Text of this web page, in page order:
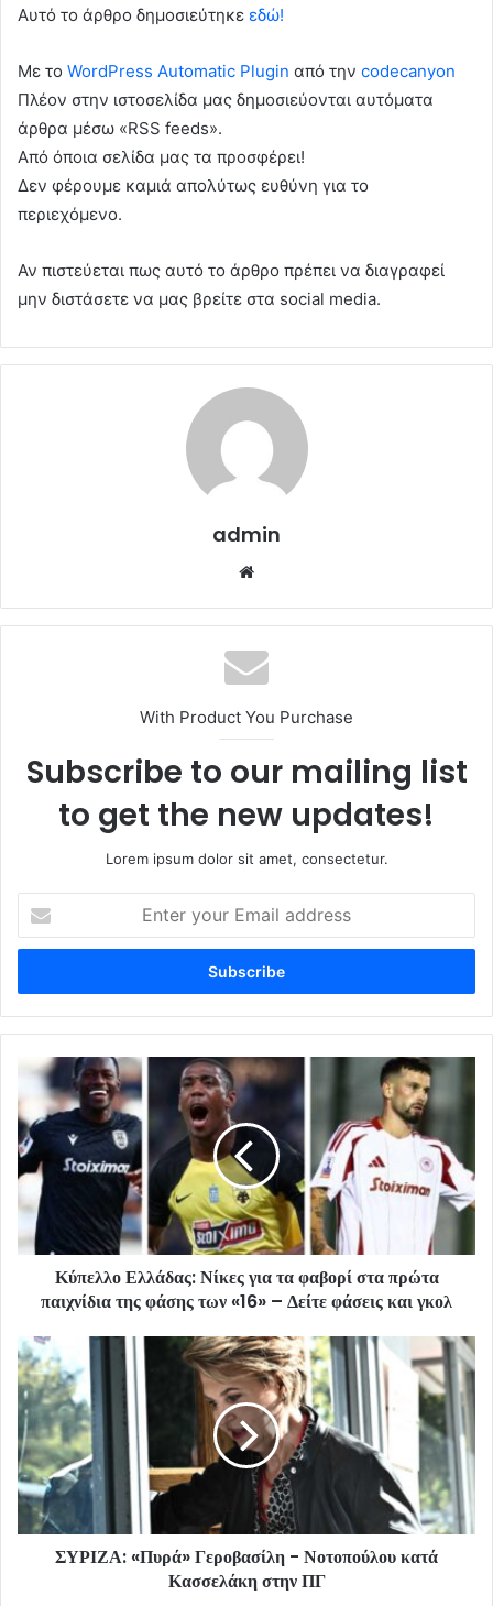
Αυτό το άρθρο δημοσιεύτηκε εδώ!
Με το WordPress Automatic Plugin από την codecanyon
Πλέον στην ιστοσελίδα μας δημοσιεύονται αυτόματα
άρθρα μέσω «RSS feeds».
Από όποια σελίδα μας τα προσφέρει!
Δεν φέρουμε καμιά απολύτως ευθύνη για το
περιεχόμενο.
Αν πιστεύεται πως αυτό το άρθρο πρέπει να διαγραφεί
μην διστάσετε να μας βρείτε στα social media.
admin
With Product You Purchase
Subscribe to our mailing list
to get the new updates!
Lorem ipsum dolor sit amet, consectetur.
your
Email
Κύπελλο Ελλάδας: Νίκες για τα φαβορί στα πρώτα
παιχνίδια της φάσης των «16» – Δείτε φάσεις και γκολ
ΣΥΡΙΖΑ: «Πυρά» Γεροβασίλη - Νοτοπούλου κατά
Κασσελάκη στην ΠΓ